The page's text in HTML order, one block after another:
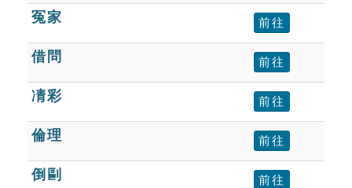
冤家 前往
借問 前往
凊彩 前往
倫理 前往
倒剾 前往